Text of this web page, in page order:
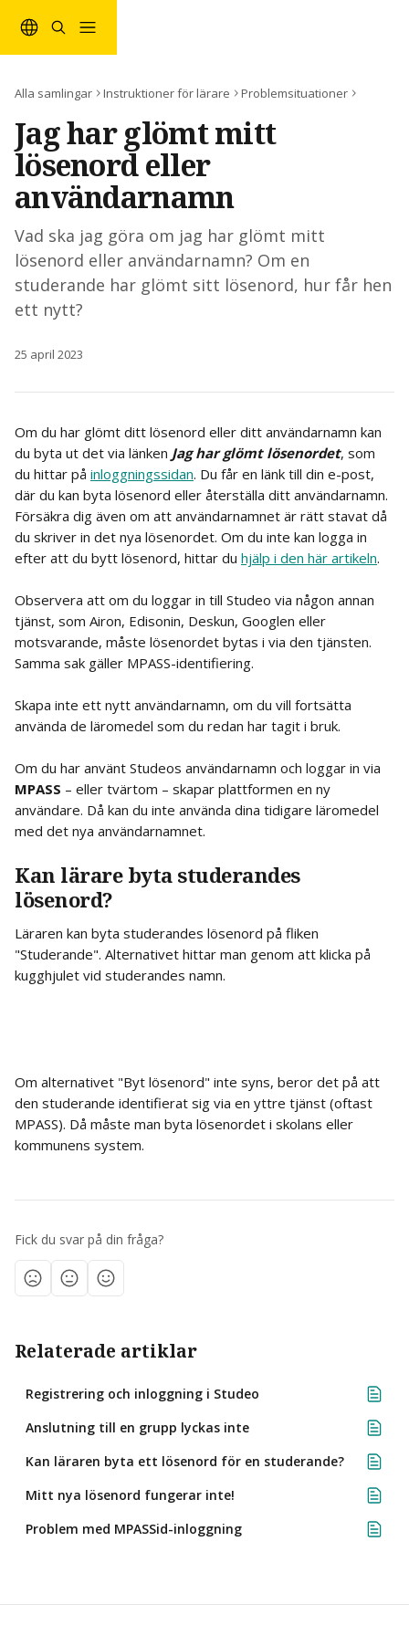
Alla samlingar Instruktioner för lärare Problemsituationer
Jag har glömt mitt
lösenord eller
användarnamn
Vad ska jag göra om jag har glömt mitt
lösenord eller användarnamn? Om en
studerande har glömt sitt lösenord, hur får hen
ett nytt?
25 april 2023
Om du har glömt ditt lösenord eller ditt användarnamn kan
du byta ut det via länken Jag har glömt lösenordet, som
du hittar på inloggningssidan. Du får en länk till din e-post,
där du kan byta lösenord eller återställa ditt användarnamn.
Försäkra dig även om att användarnamnet är rätt stavat då
du skriver in det nya lösenordet. Om du inte kan logga in
efter att du bytt lösenord, hittar du hjälp i den här artikeln.
Observera att om du loggar in till Studeo via någon annan
tjänst, som Airon, Edisonin, Deskun, Googlen eller
motsvarande, måste lösenordet bytas i via den tjänsten.
Samma sak gäller MPASS-identifiering.
Skapa inte ett nytt användarnamn, om du vill fortsätta
använda de läromedel som du redan har tagit i bruk.
Om du har använt Studeos användarnamn och loggar in via
MPASS – eller tvärtom – skapar plattformen en ny
användare. Då kan du inte använda dina tidigare läromedel
med det nya användarnamnet.
Kan lärare byta studerandes
lösenord?
Läraren kan byta studerandes lösenord på fliken
"Studerande". Alternativet hittar man genom att klicka på
kugghjulet vid studerandes namn.
Om alternativet "Byt lösenord" inte syns, beror det på att
den studerande identifierat sig via en yttre tjänst (oftast
MPASS). Då måste man byta lösenordet i skolans eller
kommunens system.
Fick du svar på din fråga?
Relaterade artiklar
Registrering och inloggning i Studeo
Anslutning till en grupp lyckas inte
Kan läraren byta ett lösenord för en studerande?
Mitt nya lösenord fungerar inte!
Problem med MPASSid-inloggning